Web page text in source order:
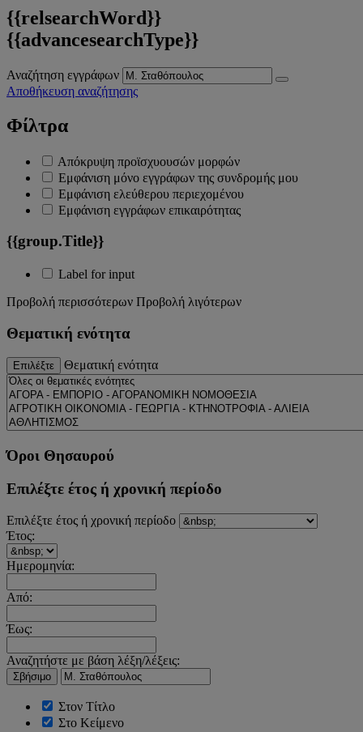
{{relsearchWord}}
{{advancesearchType}}
Αναζήτηση εγγράφων
Αποθήκευση αναζήτησης
Φίλτρα
Απόκρυψη προϊσχυουσών μορφών
Εμφάνιση μόνο εγγράφων της συνδρομής μου
Εμφάνιση ελεύθερου περιεχομένου
Εμφάνιση εγγράφων επικαιρότητας
{{group.Title}}
Label for input
Προβολή περισσότερων Προβολή λιγότερων
Θεματική ενότητα
Επιλέξτε Θεματική ενότητα
Όροι Θησαυρού
Επιλέξτε έτος ή χρονική περίοδο
Επιλέξτε έτος ή χρονική περίοδο
Έτος:
Ημερομηνία:
Από:
Έως:
Αναζητήστε με βάση λέξη/λέξεις:
Σβήσιμο
Στον Τίτλο
Στο Κείμενο